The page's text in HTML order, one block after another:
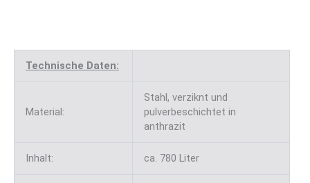
Technische Daten:
Material:
Stahl, verziknt und
pulverbeschichtet in
anthrazit
Inhalt: ca. 780 Liter